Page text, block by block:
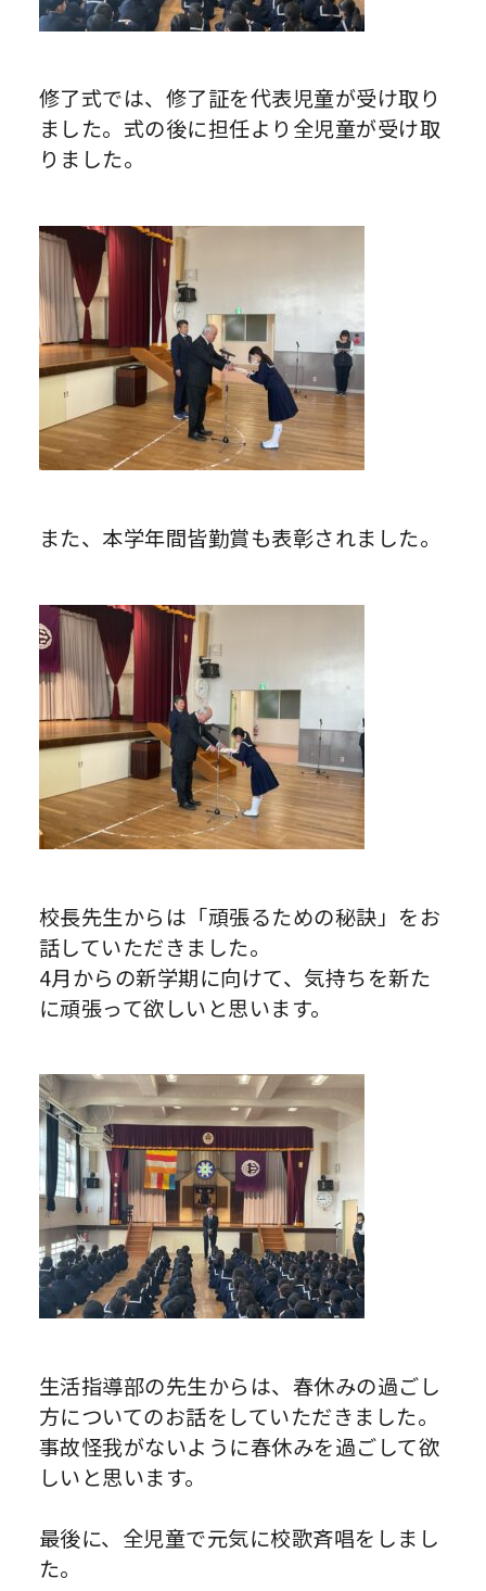
修了式では、修了証を代表児童が受け取り
ました。式の後に担任より全児童が受け取
りました。
また、本学年間皆勤賞も表彰されました。
校長先生からは「頑張るための秘訣」をお
話していただきました。
4月からの新学期に向けて、気持ちを新た
に頑張って欲しいと思います。
生活指導部の先生からは、春休みの過ごし
方についてのお話をしていただきました。
事故怪我がないように春休みを過ごして欲
しいと思います。
最後に、全児童で元気に校歌斉唱をしまし
た。